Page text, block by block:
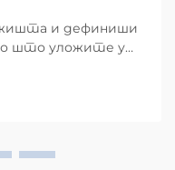
и дефиниши
што уложите у
углавном